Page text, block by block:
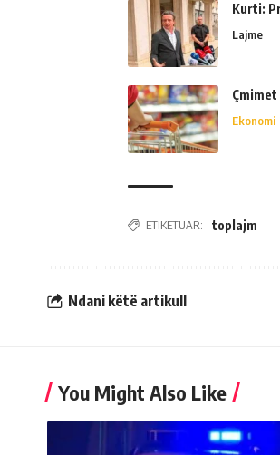
Kurti:
Lajme
Ekonomi
ETIKETUAR: toplajm
Ndani këtë artikull
You Might Also Like